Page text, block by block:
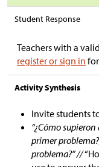
Student Response
Teachers with a
register or sign in
Activity Synthesis
Invite students
“¿Cómo
primer
problema?” //